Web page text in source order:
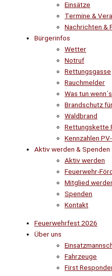
Einsätze
Termine &
Nachrichten &
Bürgerinfos
Wetter
Notruf
Rettungsgasse
Rauchmelder
Was tun
Brandschutz
Waldbrand
Rettungskette
Kennzahlen
Aktiv werden & Spenden
Aktiv werden
Feuerwehr-
Mitglied
Spenden
Kontakt
Feuerwehrfest 2026
Über uns
Fahrzeuge
First